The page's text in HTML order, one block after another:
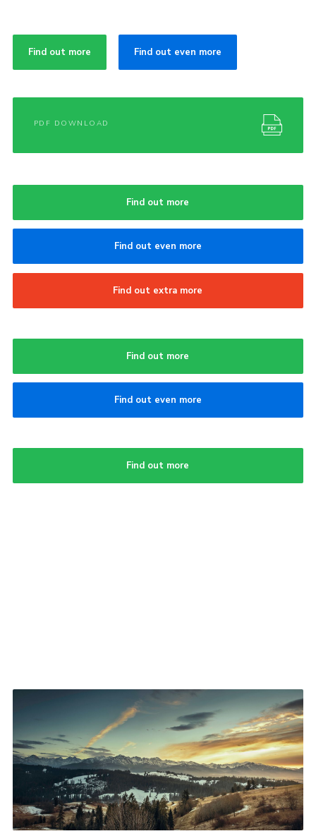
Find out more Find out even more
PDF DOWNLOAD
Find out more
Find out even more
Find out extra more
Find out more
Find out even more
Find out more